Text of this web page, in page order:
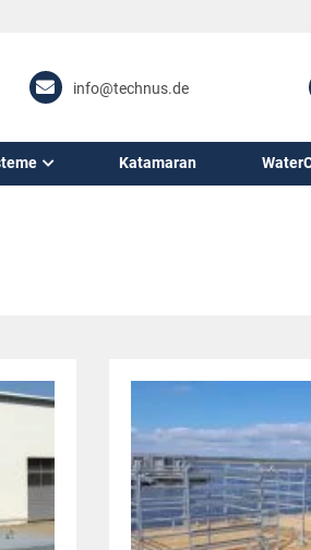
info@technus.de
Katamaran